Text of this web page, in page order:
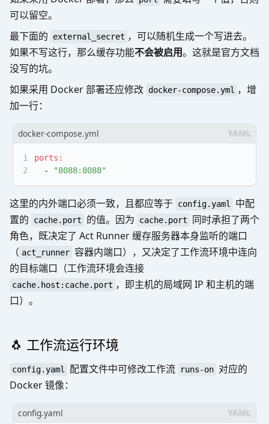
可以留空。
最下面的
external_secret ，可以随机生成一个写进去。
如果不写这行，那么缓存功能不会被启用。这就是官方文档
没写的坑。
如果采用 Docker 部署还应修改 docker-compose.yml ，增
加一行：
docker-compose.yml
1
2
ports:
-
"8088:8088"
这里的内外端口必须一致，且都应等于 config.yaml
中配
置的
cache.port 的值。因为 cache.port
同时承担了两个
角色，既决定了 Act Runner 缓存服务器本身监听的端口
（ act_runner 容器内端口），又决定了工作流环境中连向
的目标端口（工作流环境会连接
cache.host:cache.port ，即主机的局域网 IP 和主机的端
口）。
🐧 工作流运行环境
config.yaml 配置文件中可修改工作流 runs-on 对应的
Docker 镜像：
config.yaml